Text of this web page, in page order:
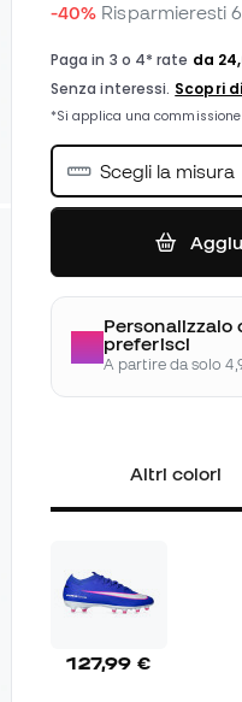
-40% Risparmieresti
Scegli la misura
Personalizzalo
preferisci
A partire da solo
Altri colori
127,99 €